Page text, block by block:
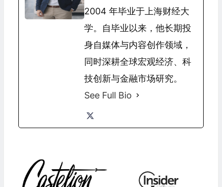
2004 年毕业于上海财经大
学。自毕业以来，他长期投
身自媒体与内容创作领域，
同时深耕全球宏观经济、科
技创新与金融市场研究。
See Full Bio